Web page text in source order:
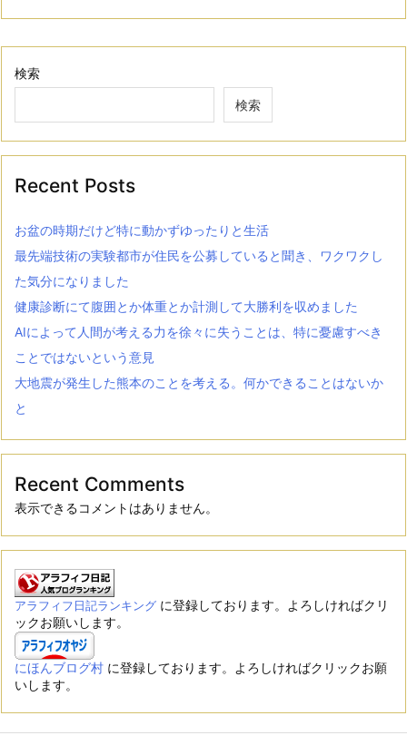
検索
検索
Recent Posts
お盆の時期だけど特に動かずゆったりと生活
最先端技術の実験都市が住民を公募していると聞き、ワクワクし
た気分になりました
健康診断にて腹囲とか体重とか計測して大勝利を収めました
AIによって人間が考える力を徐々に失うことは、特に憂慮すべき
ことではないという意見
大地震が発生した熊本のことを考える。何かできることはないか
と
Recent Comments
表示できるコメントはありません。
アラフィフ日記ランキング に登録しております。よろしければクリ
ックお願いします。
にほんブログ村 に登録しております。よろしければクリックお願
いします。